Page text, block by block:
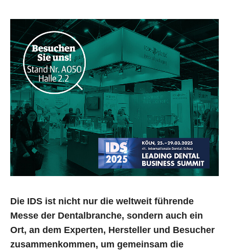
Die IDS ist nicht nur die weltweit führende
Messe der Dentalbranche, sondern auch ein
Ort, an dem Experten, Hersteller und Besucher
zusammenkommen, um gemeinsam die
Ödül Hartinger
Ansprechpartnerin Messen, rose plastic medical packaging
E-Mail senden
+49 8388 9200-627